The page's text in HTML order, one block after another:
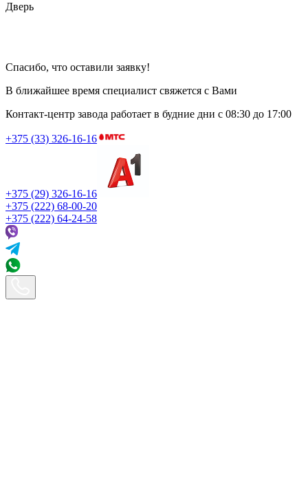
Дверь
Спасибо, что оставили заявку!
В ближайшее время специалист свяжется с Вами
Контакт-центр завода работает в будние дни с 08:30 до 17:00
+375 (33) 326-16-16
+375 (29) 326-16-16
+375 (222) 68-00-20
+375 (222) 64-24-58